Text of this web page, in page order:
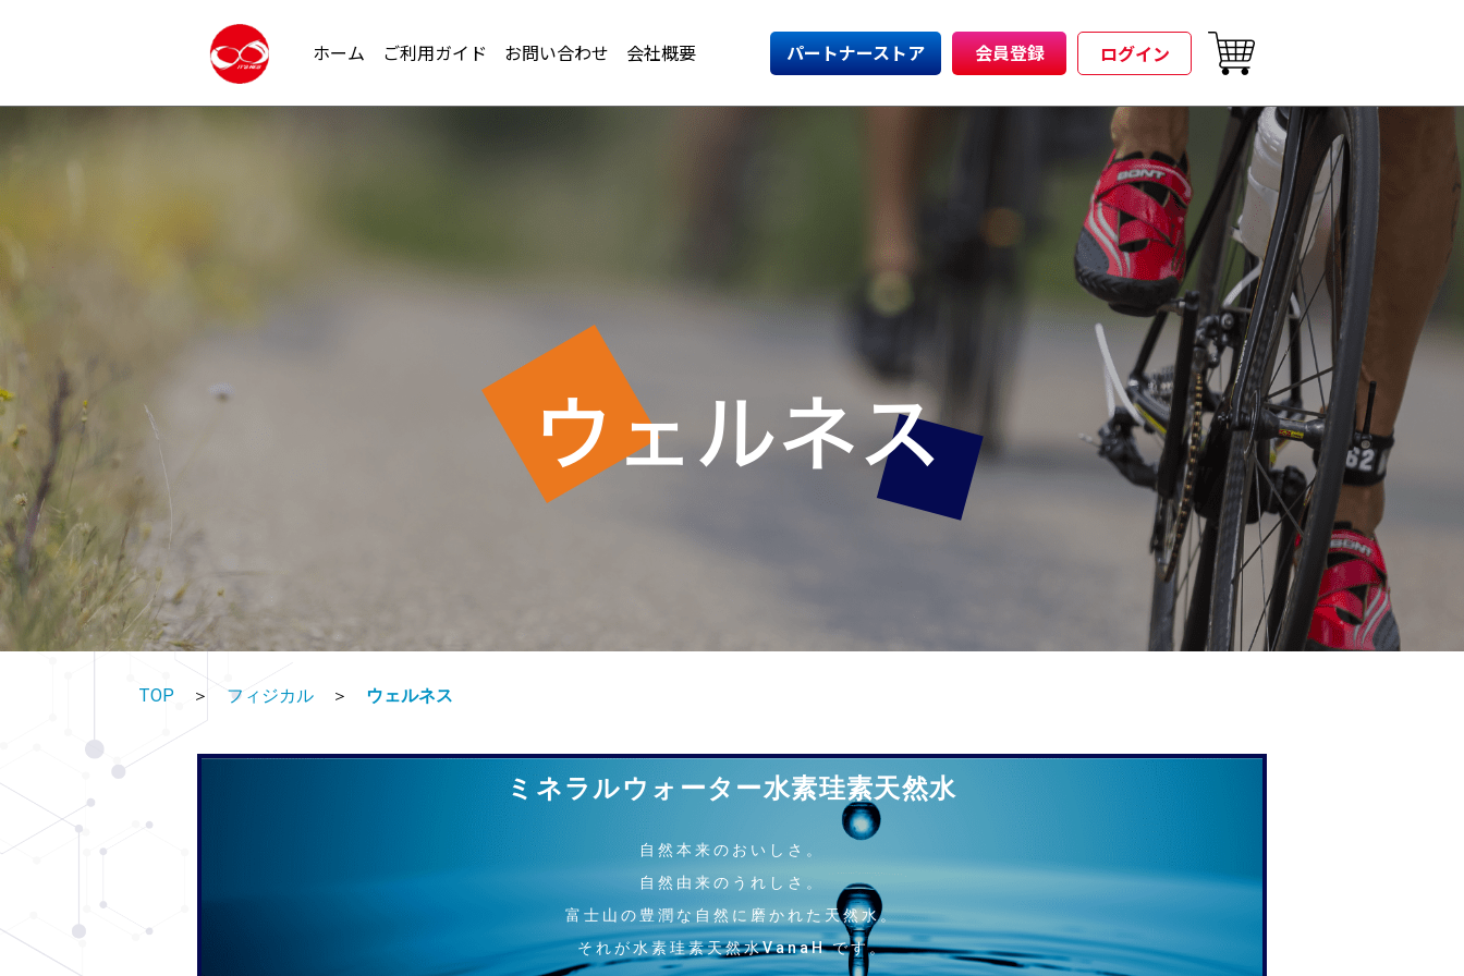
ホーム ご利用ガイド お問い合わせ 会社概要 パートナーストア 会員登録 ログイン
TOP ＞ フィジカル ＞ ウェルネス
ミネラルウォーター水素珪素天然水
自然本来のおいしさ。
自然由来のうれしさ。
富士山の豊潤な自然に磨かれた天然水。
それが水素珪素天然水VanaH です。